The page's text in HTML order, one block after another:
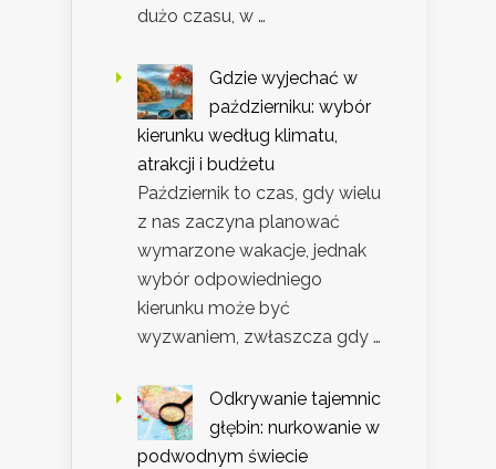
dużo czasu, w …
Gdzie wyjechać w
październiku: wybór
kierunku według klimatu,
atrakcji i budżetu
Październik to czas, gdy wielu
z nas zaczyna planować
wymarzone wakacje, jednak
wybór odpowiedniego
kierunku może być
wyzwaniem, zwłaszcza gdy …
Odkrywanie tajemnic
głębin: nurkowanie w
podwodnym świecie